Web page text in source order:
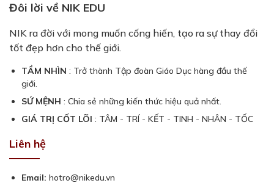
Đôi lời về NIK EDU
NIK ra đời với mong muốn cống hiến, tạo ra sự thay đổi
tốt đẹp hơn cho thế giới.
TẦM NHÌN : Trở thành Tập đoàn Giáo Dục hàng đầu thế
giới.
SỨ MỆNH : Chia sẻ những kiến thức hiệu quả nhất.
GIÁ TRỊ CỐT LÕI : TÂM - TRÍ - KẾT - TINH - NHÂN - TỐC
Liên hệ
Email: hotro@nikedu.vn